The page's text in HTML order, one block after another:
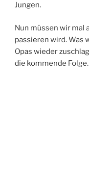
Jungen.
Nun müssen wir mal
passieren wird. Was
Opas wieder
die kommende Folge.